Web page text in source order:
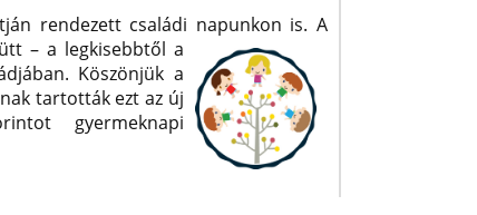
rendezett családi napunkon is. A
– a legkisebbtől a
Köszönjük a
tartották ezt az új
gyermeknapi